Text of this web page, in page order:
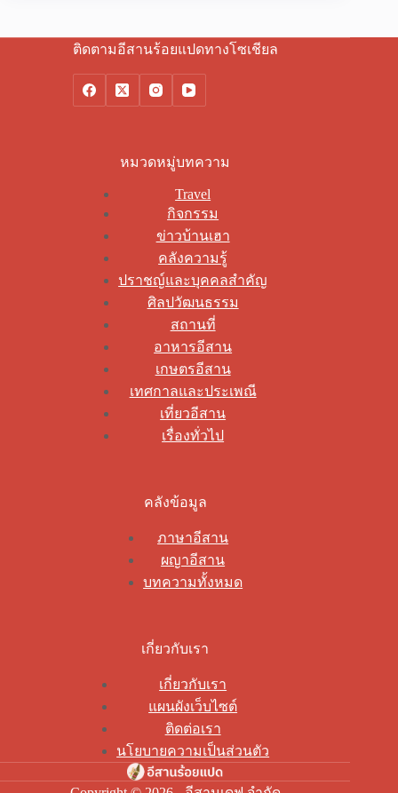
ติดตามอีสานร้อยแปดทางโซเชียล
หมวดหมู่บทความ
Travel
กิจกรรม
ข่าวบ้านเฮา
คลังความรู้
ปราชญ์และบุคคลสำคัญ
ศิลปวัฒนธรรม
สถานที่
อาหารอีสาน
เกษตรอีสาน
เทศกาลและประเพณี
เที่ยวอีสาน
เรื่องทั่วไป
คลังข้อมูล
ภาษาอีสาน
ผญาอีสาน
บทความทั้งหมด
เกี่ยวกับเรา
เกี่ยวกับเรา
แผนผังเว็บไซต์
ติดต่อเรา
นโยบายความเป็นส่วนตัว